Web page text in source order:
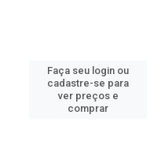
Faça seu login ou
cadastre-se para
ver preços e
comprar